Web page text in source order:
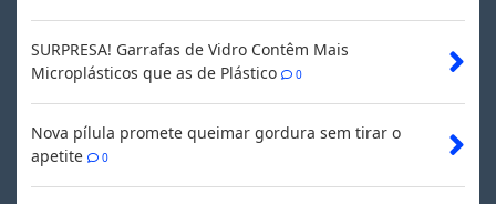
SURPRESA! Garrafas de Vidro Contêm Mais
Microplásticos que as de Plástico
0
Nova pílula promete queimar gordura sem tirar o
apetite
0